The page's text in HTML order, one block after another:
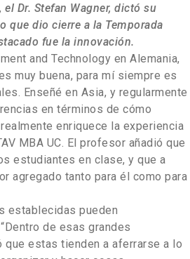
Dr. Stefan Wagner, dictó su
que dio cierre a la Temporada
fue la innovación.
and Technology en Alemania,
muy buena, para mí siempre es
Enseñé en Asia, y regularmente
en términos de cómo
enriquece la experiencia
MBA UC. El profesor añadió que
estudiantes en clase, y que a
agregado tanto para él como para
establecidas pueden
de esas grandes
estas tienden a aferrarse a lo